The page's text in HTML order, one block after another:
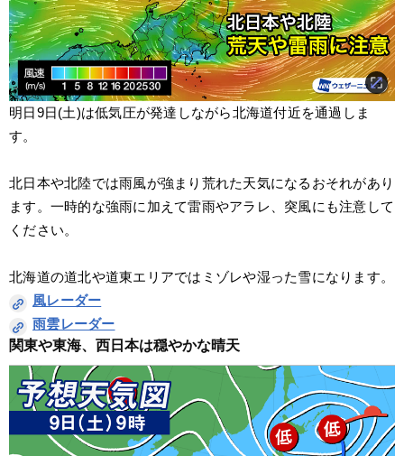
明日9日(土)は低気圧が発達しながら北海道付近を通過しま
す。
北日本や北陸では雨風が強まり荒れた天気になるおそれがあり
ます。一時的な強雨に加えて雷雨やアラレ、突風にも注意して
ください。
北海道の道北や道東エリアではミゾレや湿った雪になります。
風レーダー
雨雲レーダー
関東や東海、西日本は穏やかな晴天